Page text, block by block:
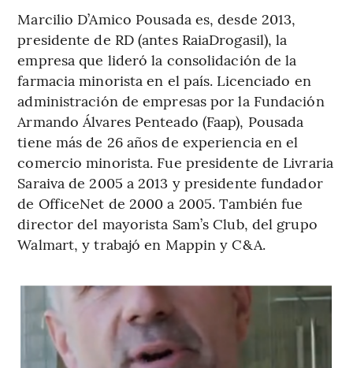
Marcilio D’Amico Pousada es, desde 2013,
presidente de RD (antes RaiaDrogasil), la
empresa que lideró la consolidación de la
farmacia minorista en el país. Licenciado en
administración de empresas por la Fundación
Armando Álvares Penteado (Faap), Pousada
tiene más de 26 años de experiencia en el
comercio minorista. Fue presidente de Livraria
Saraiva de 2005 a 2013 y presidente fundador
de OfficeNet de 2000 a 2005. También fue
director del mayorista Sam’s Club, del grupo
Walmart, y trabajó en Mappin y C&A.